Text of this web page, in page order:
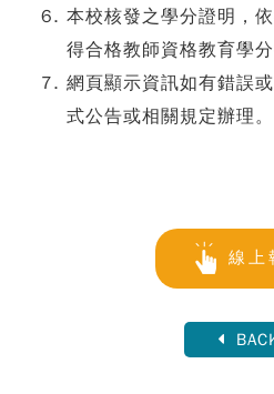
本校核發之學分證明，
得合格教師資格教育學分
網頁顯示資訊如有錯誤
式公告或相關規定辦理。
線上